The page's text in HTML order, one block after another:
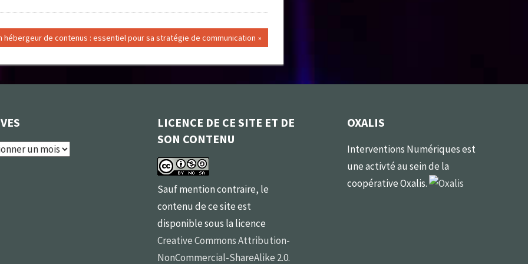
hébergeur de contenus : essentiel pour sa stratégie de communication
LICENCE DE CE SITE ET DE
SON CONTENU
Sauf mention contraire, le
contenu de ce site est
disponible sous la licence
Creative Commons Attribution-
NonCommercial-ShareAlike 2.0.
OXALIS
Interventions Numériques est
une activté au sein de la
coopérative Oxalis.